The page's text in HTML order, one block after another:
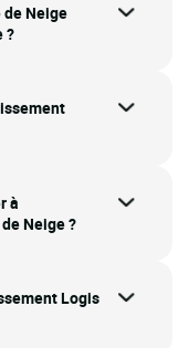
Neige
?
à
Neige ?
Logis